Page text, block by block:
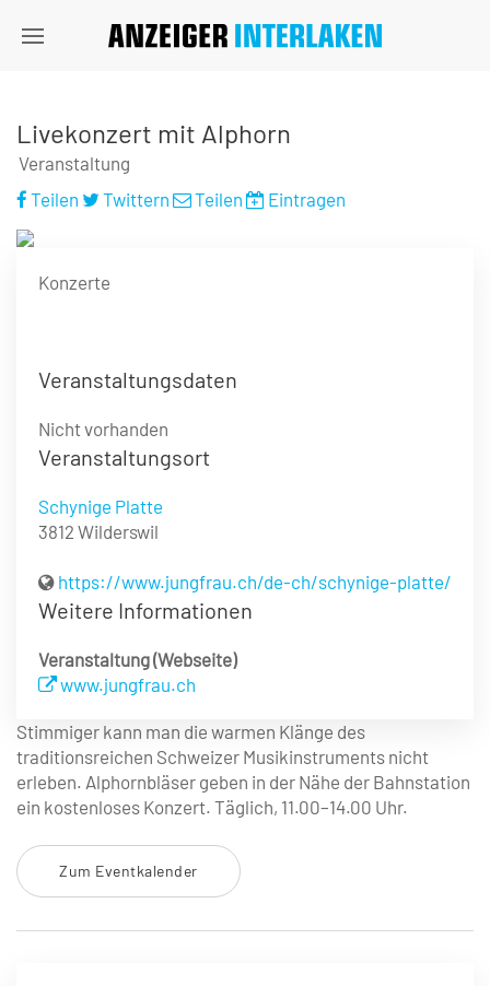
Livekonzert mit Alphorn
Veranstaltung
Teilen
Twittern Teilen Eintragen
Konzerte
Veranstaltungsdaten
Nicht vorhanden
Veranstaltungsort
Schynige Platte
3812 Wilderswil
https://www.jungfrau.ch/de-ch/schynige-platte/
Weitere Informationen
Veranstaltung (Webseite)
www.jungfrau.ch
Stimmiger kann man die warmen Klänge des
traditionsreichen Schweizer Musikinstruments nicht
erleben. Alphornbläser geben in der Nähe der Bahnstation
ein kostenloses Konzert. Täglich, 11.00–14.00 Uhr.
Zum Eventkalender